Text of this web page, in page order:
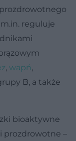
m.in. reguluje
, wapń,
B, a także
bioaktywne
prozdrowotne –